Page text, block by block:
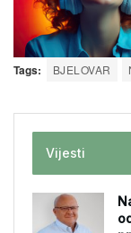
Tags: BJELOVAR
Vijesti